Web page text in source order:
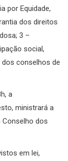
por Equidade,
dos direitos
3 –
social,
conselhos de
a
ministrará a
Conselho dos
em lei,